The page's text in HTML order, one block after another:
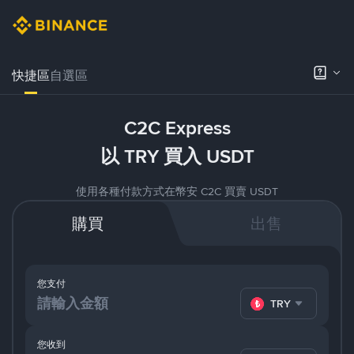
快捷區自選區
C2C Express
以 TRY 買入 USDT
使用各種付款方式在幣安 C2C 買賣 USDT
購買 出售
您支付
TRY
您收到